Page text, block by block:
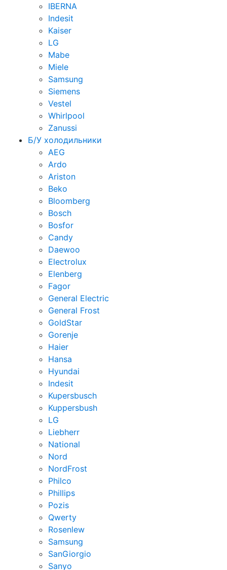
IBERNA
Indesit
Kaiser
LG
Mabe
Miele
Samsung
Siemens
Vestel
Whirlpool
Zanussi
Б/У холодильники
AEG
Ardo
Ariston
Beko
Bloomberg
Bosch
Bosfor
Candy
Daewoo
Electrolux
Elenberg
Fagor
General Electric
General Frost
GoldStar
Gorenje
Haier
Hansa
Hyundai
Indesit
Kupersbusch
Kuppersbush
LG
Liebherr
National
Nord
NordFrost
Philco
Phillips
Pozis
Qwerty
Rosenlew
Samsung
SanGiorgio
Sanyo